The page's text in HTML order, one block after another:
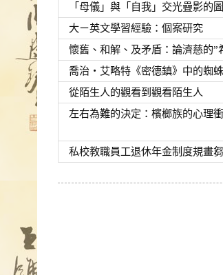
「母儀」與「自我」交光疊影的
大ㄧ英文學習經驗：個案研究
懷舊、和解、及矛盾：論濟慈的”
喬治‧艾略特《密德鎮》中的蜘
從陌生人的觀看到觀看陌生人
左右為難的決定：檳榔族的心理
私校教職員工退休年金制度規畫芻